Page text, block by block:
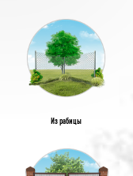
Из рабицы